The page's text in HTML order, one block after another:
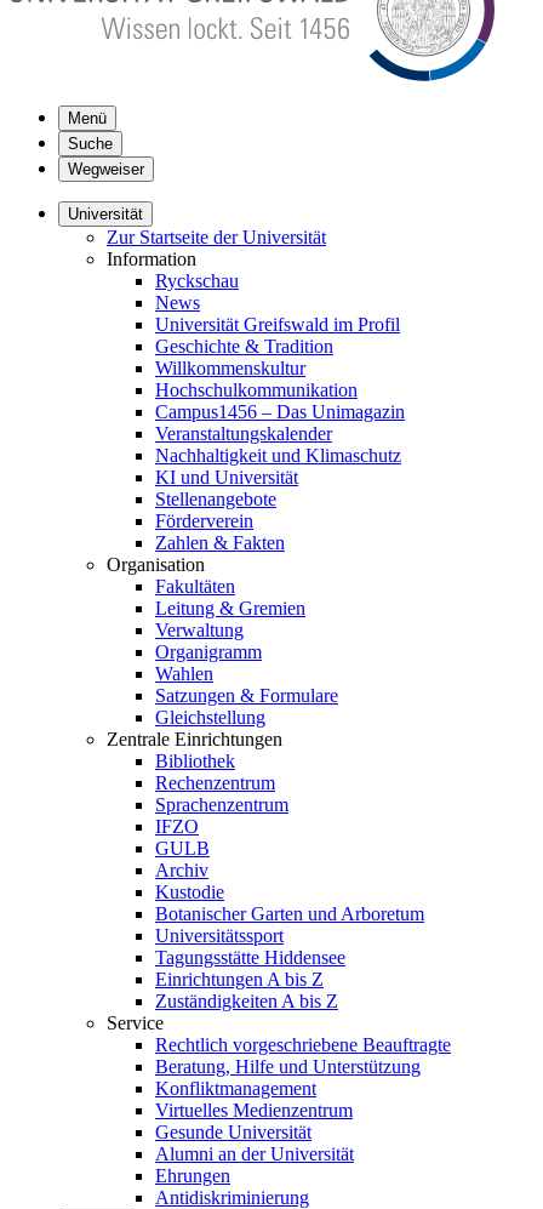
Menü
Suche
Wegweiser
Universität
Zur Startseite der Universität
Information
Ryckschau
News
Universität Greifswald im Profil
Geschichte & Tradition
Willkommenskultur
Hochschulkommunikation
Campus1456 – Das Unimagazin
Veranstaltungskalender
Nachhaltigkeit und Klimaschutz
KI und Universität
Stellenangebote
Förderverein
Zahlen & Fakten
Organisation
Fakultäten
Leitung & Gremien
Verwaltung
Organigramm
Wahlen
Satzungen & Formulare
Gleichstellung
Zentrale Einrichtungen
Bibliothek
Rechenzentrum
Sprachenzentrum
IFZO
GULB
Archiv
Kustodie
Botanischer Garten und Arboretum
Universitätssport
Tagungsstätte Hiddensee
Einrichtungen A bis Z
Zuständigkeiten A bis Z
Service
Rechtlich vorgeschriebene Beauftragte
Beratung, Hilfe und Unterstützung
Konfliktmanagement
Virtuelles Medienzentrum
Gesunde Universität
Alumni an der Universität
Ehrungen
Antidiskriminierung